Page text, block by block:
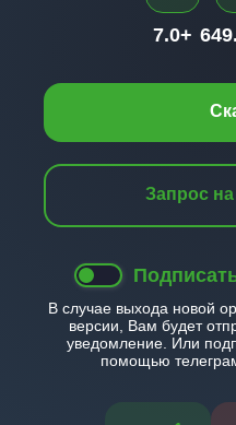
Запрос
В случае выхода новой
версии, Вам будет
уведомление. Или
помощью
7.0+